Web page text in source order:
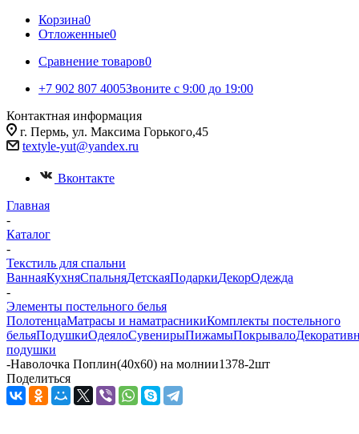
Корзина0
Отложенные0
Сравнение товаров0
+7 902 807 4005Звоните с 9:00 до 19:00
Контактная информация
г. Пермь, ул. Максима Горького,45
textyle-yut@yandex.ru
Вконтакте
Главная
-
Каталог
-
Текстиль для спальни
ВаннаяКухняСпальняДетскаяПодаркиДекорОдежда
-
Элементы постельного белья
ПолотенцаМатрасы и наматрасникиКомплекты постельного
бельяПодушкиОдеялоСувенирыПижамыПокрывало
подушки
-Наволочка Поплин(40х60) на молнии1378-2шт
Поделиться